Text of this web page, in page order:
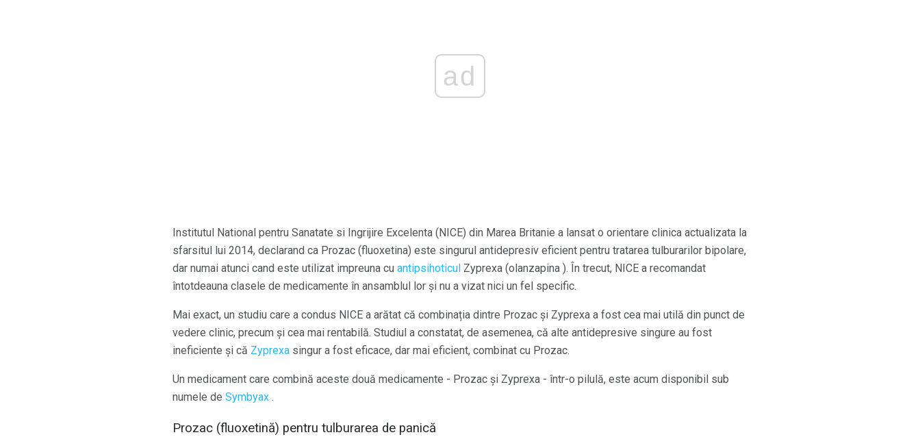
ad
Institutul National pentru Sanatate si Ingrijire Excelenta (NICE) din Marea Britanie a lansat o orientare clinica actualizata la
sfarsitul lui 2014, declarand ca Prozac (fluoxetina) este singurul antidepresiv eficient pentru tratarea tulburarilor bipolare,
dar numai atunci cand este utilizat impreuna cu antipsihoticul Zyprexa (olanzapina ). În trecut, NICE a recomandat
întotdeauna clasele de medicamente în ansamblul lor și nu a vizat nici un fel specific.
Mai exact, un studiu care a condus NICE a arătat că combinația dintre Prozac și Zyprexa a fost cea mai utilă din punct de
vedere clinic, precum și cea mai rentabilă. Studiul a constatat, de asemenea, că alte antidepresive singure au fost
ineficiente și că Zyprexa singur a fost eficace, dar mai eficient, combinat cu Prozac.
Un medicament care combină aceste două medicamente - Prozac și Zyprexa - într-o pilulă, este acum disponibil sub
numele de Symbyax .
Prozac (fluoxetină) pentru tulburarea de panică